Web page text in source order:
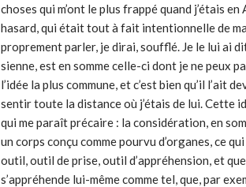
choses qui m’ont le plus frappé quand j’étais
hasard, qui était tout à fait intentionnelle de ma
proprement parler, je dirai, soufflé. Je le lui ai
sienne, est en somme celle-ci dont je ne peux
l’idée la plus commune, et c’est bien qu’il l’ait
sentir toute la distance où j’étais de lui. Cette
qui me paraît précaire : la considération, en
un corps conçu comme pourvu d’organes, ce
outil, outil de prise, outil d’appréhension, et
s’appréhende lui-même comme tel, que, par